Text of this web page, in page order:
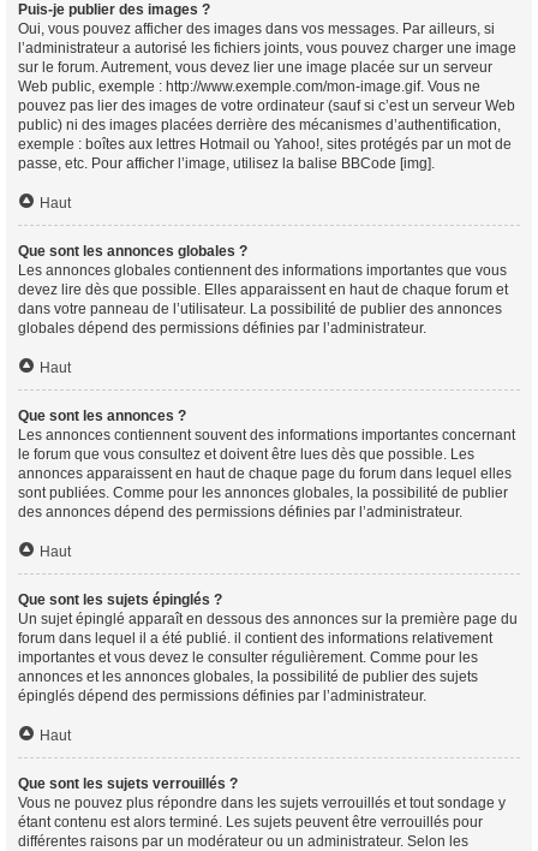
Puis-je publier des images ?
Oui, vous pouvez afficher des images dans vos messages. Par ailleurs, si
l’administrateur a autorisé les fichiers joints, vous pouvez charger une image
sur le forum. Autrement, vous devez lier une image placée sur un serveur
Web public, exemple : http://www.exemple.com/mon-image.gif. Vous ne
pouvez pas lier des images de votre ordinateur (sauf si c’est un serveur Web
public) ni des images placées derrière des mécanismes d’authentification,
exemple : boîtes aux lettres Hotmail ou Yahoo!, sites protégés par un mot de
passe, etc. Pour afficher l’image, utilisez la balise BBCode [img].
Haut
Que sont les annonces globales ?
Les annonces globales contiennent des informations importantes que vous
devez lire dès que possible. Elles apparaissent en haut de chaque forum et
dans votre panneau de l’utilisateur. La possibilité de publier des annonces
globales dépend des permissions définies par l’administrateur.
Haut
Que sont les annonces ?
Les annonces contiennent souvent des informations importantes concernant
le forum que vous consultez et doivent être lues dès que possible. Les
annonces apparaissent en haut de chaque page du forum dans lequel elles
sont publiées. Comme pour les annonces globales, la possibilité de publier
des annonces dépend des permissions définies par l’administrateur.
Haut
Que sont les sujets épinglés ?
Un sujet épinglé apparaît en dessous des annonces sur la première page du
forum dans lequel il a été publié. il contient des informations relativement
importantes et vous devez le consulter régulièrement. Comme pour les
annonces et les annonces globales, la possibilité de publier des sujets
épinglés dépend des permissions définies par l’administrateur.
Haut
Que sont les sujets verrouillés ?
Vous ne pouvez plus répondre dans les sujets verrouillés et tout sondage y
étant contenu est alors terminé. Les sujets peuvent être verrouillés pour
différentes raisons par un modérateur ou un administrateur. Selon les